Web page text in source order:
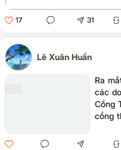
17 31
Lê Xuân Huấn
Ra
các
Cổng
cổng
quan